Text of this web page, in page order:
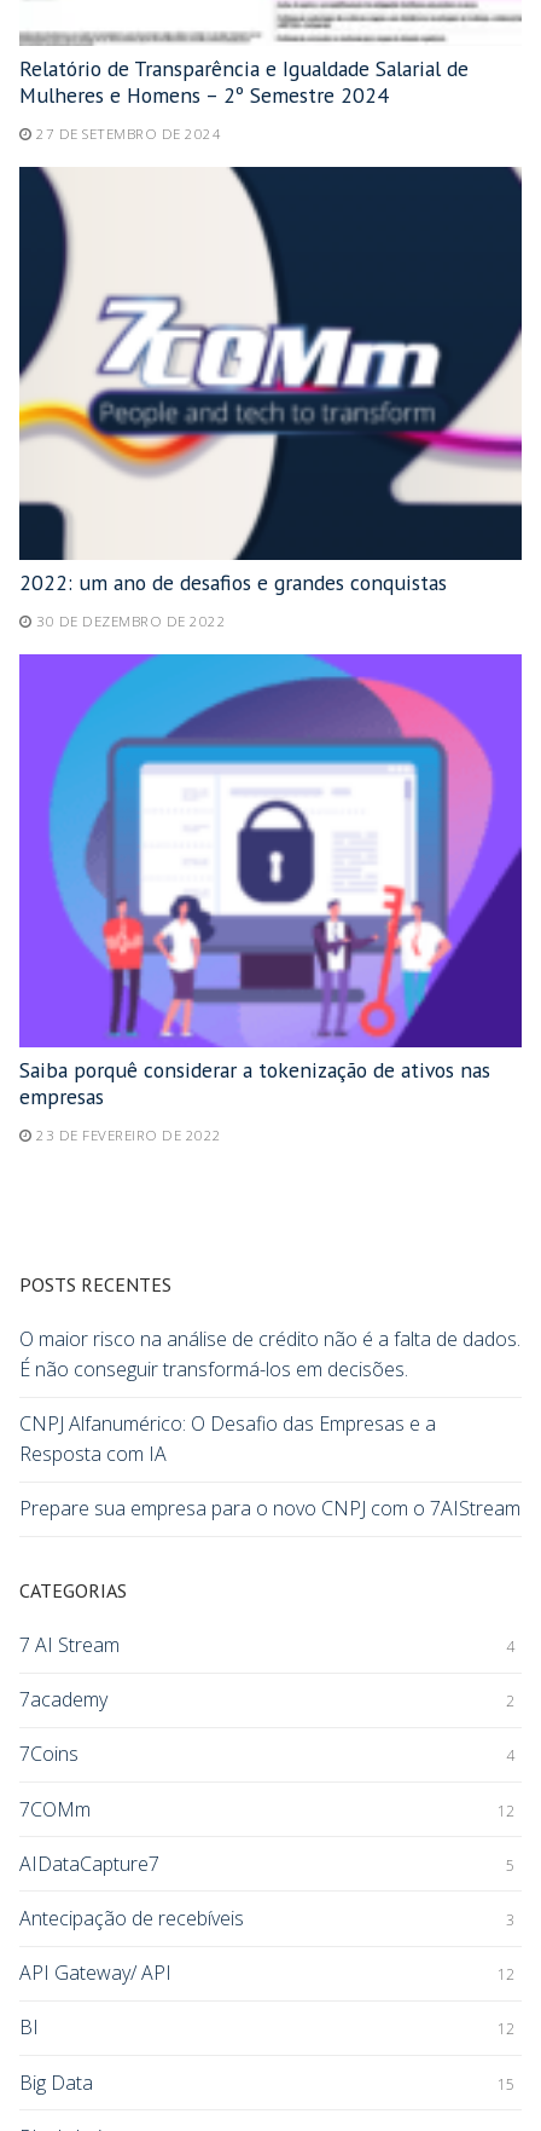
Relatório de Transparência e Igualdade Salarial de
Mulheres e Homens – 2º Semestre 2024
27 DE SETEMBRO DE 2024
2022: um ano de desafios e grandes conquistas
30 DE DEZEMBRO DE 2022
Saiba porquê considerar a tokenização de ativos nas
empresas
23 DE FEVEREIRO DE 2022
POSTS RECENTES
O maior risco na análise de crédito não é a falta de dados.
É não conseguir transformá-los em decisões.
CNPJ Alfanumérico: O Desafio das Empresas e a
Resposta com IA
Prepare sua empresa para o novo CNPJ com o 7AIStream
CATEGORIAS
7 AI Stream 4
7academy 2
7Coins 4
7COMm 12
AIDataCapture7 5
Antecipação de recebíveis 3
API Gateway/ API 12
BI 12
Big Data 15